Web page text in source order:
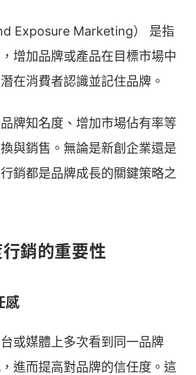
Exposure Marketing） 是指
增加品牌或產品在目標市場中
在消費者認識並記住品牌。
牌知名度、增加市場佔有率等
與銷售。無論是新創企業還是
銷都是品牌成長的關鍵策略之
行銷的重要性
感
或媒體上多次看到同一品牌
進而提高對品牌的信任度。這